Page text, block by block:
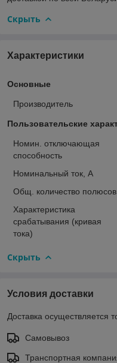
Скрыть
Характеристики
Основные
Производитель
Пользовательские
Номин. отключающая
способность
Номинальный ток, А
Общ. количество полюсов
Характеристика
срабатывания (кривая
тока)
Скрыть
Условия доставки
Доставка осуществляется
Самовывоз
Транспортная